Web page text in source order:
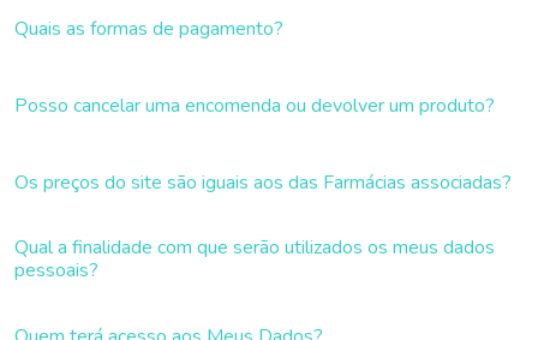
Quais as formas de pagamento?
Posso cancelar uma encomenda ou devolver um produto?
Os preços do site são iguais aos das Farmácias associadas?
Qual a finalidade com que serão utilizados os meus dados
pessoais?